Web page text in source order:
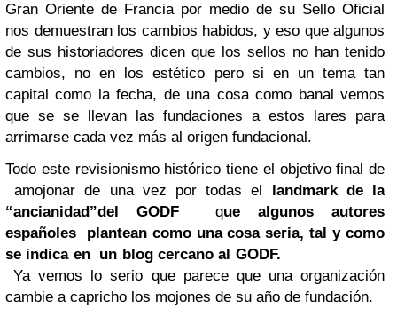
Gran Oriente de Francia por medio de su Sello Oficial
nos demuestran los cambios habidos, y eso que algunos
de sus historiadores dicen que los sellos no han tenido
cambios, no en los estético pero si en un tema tan
capital como la fecha, de una cosa como banal vemos
que se se llevan las fundaciones a estos lares para
arrimarse cada vez más al origen fundacional.
Todo este revisionismo histórico tiene el objetivo final de
amojonar de una vez por todas el landmark de la
“ancianidad”del GODF
que algunos autores
españoles plantean como una cosa seria, tal y como
se indica en un blog cercano al GODF.
Ya vemos lo serio que parece que una organización
cambie a capricho los mojones de su año de fundación.